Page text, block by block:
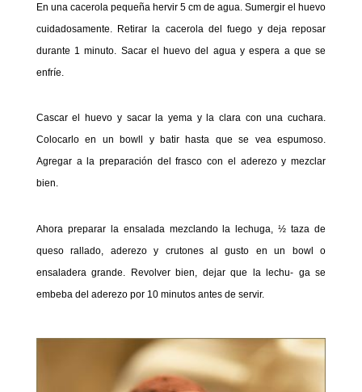
En una cacerola pequeña hervir 5 cm de agua. Sumergir el huevo
cuidadosamente. Retirar la cacerola del fuego y deja reposar
durante 1 minuto. Sacar el huevo del agua y espera a que se
enfríe.
Cascar el huevo y sacar la yema y la clara con una cuchara.
Colocarlo en un bowll y batir hasta que se vea espumoso.
Agregar a la preparación del frasco con el aderezo y mezclar
bien.
Ahora preparar la ensalada mezclando la lechuga, ½ taza de
queso rallado, aderezo y crutones al gusto en un bowl o
ensaladera grande. Revolver bien, dejar que la lechu- ga se
embeba del aderezo por 10 minutos antes de servir.